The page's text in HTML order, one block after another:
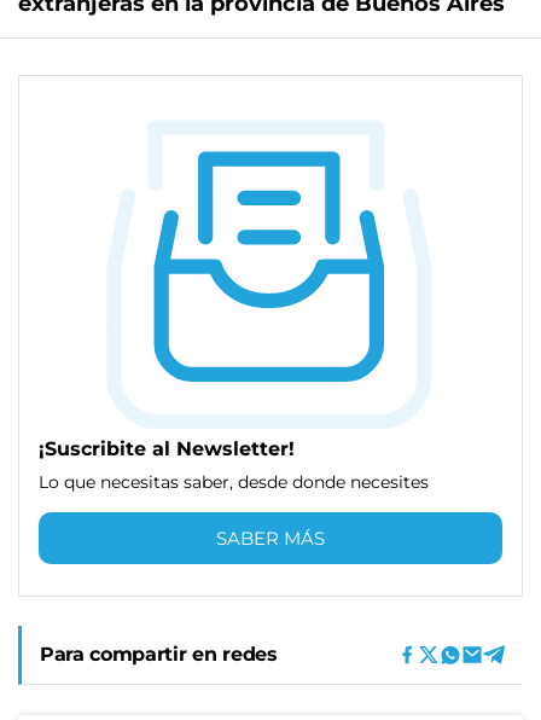
¡Suscribite al Newsletter!
Lo que necesitas saber, desde donde necesites
SABER MÁS
Para compartir en redes